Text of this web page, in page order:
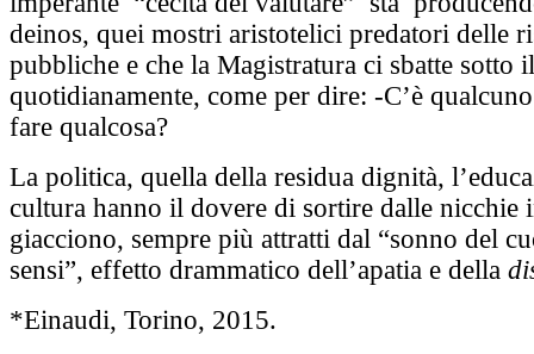
deinos, quei mostri aristotelici predatori delle
pubbliche e che la Magistratura ci sbatte sotto
quotidianamente, come per dire: -C’è
fare qualcosa?
La politica, quella della residua dignità,
cultura hanno il dovere di sortire dalle nicchie
giacciono, sempre più attratti dal “sonno del
sensi”, effetto drammatico dell’apatia e della
*Einaudi, Torino, 2015.